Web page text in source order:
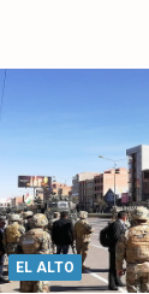
EL ALTO